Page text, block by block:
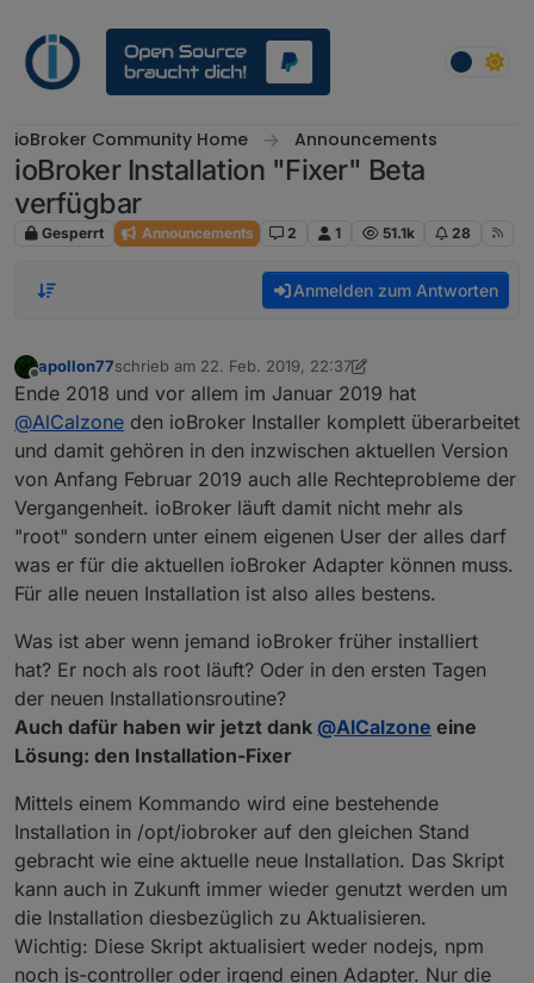
ioBroker Community Home Announcements
ioBroker Installation "Fixer" Beta
verfügbar
Gesperrt Announcements 2 1 51.1k 28
Anmelden zum Antworten
Offline
apollon77schrieb am 22. Feb. 2019, 22:37
zuletzt editiert von apollon773. Dez. 2019, 10:45
Ende 2018 und vor allem im Januar 2019 hat
@AlCalzone den ioBroker Installer komplett überarbeitet
und damit gehören in den inzwischen aktuellen Version
von Anfang Februar 2019 auch alle Rechteprobleme der
Vergangenheit. ioBroker läuft damit nicht mehr als
"root" sondern unter einem eigenen User der alles darf
was er für die aktuellen ioBroker Adapter können muss.
Für alle neuen Installation ist also alles bestens.
Was ist aber wenn jemand ioBroker früher installiert
hat? Er noch als root läuft? Oder in den ersten Tagen
der neuen Installationsroutine?
Auch dafür haben wir jetzt dank @AlCalzone eine
Lösung: den Installation-Fixer
Mittels einem Kommando wird eine bestehende
Installation in /opt/iobroker auf den gleichen Stand
gebracht wie eine aktuelle neue Installation. Das Skript
kann auch in Zukunft immer wieder genutzt werden um
die Installation diesbezüglich zu Aktualisieren.
Wichtig: Diese Skript aktualisiert weder nodejs, npm
noch js-controller oder irgend einen Adapter. Nur die